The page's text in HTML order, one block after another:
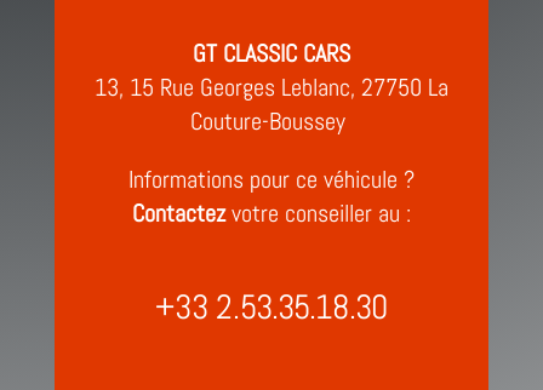
GT CLASSIC CARS
13, 15 Rue Georges Leblanc, 27750 La
Couture-Boussey
Informations pour ce véhicule ?
Contactezvotre conseiller au :
+33 2.53.35.18.30